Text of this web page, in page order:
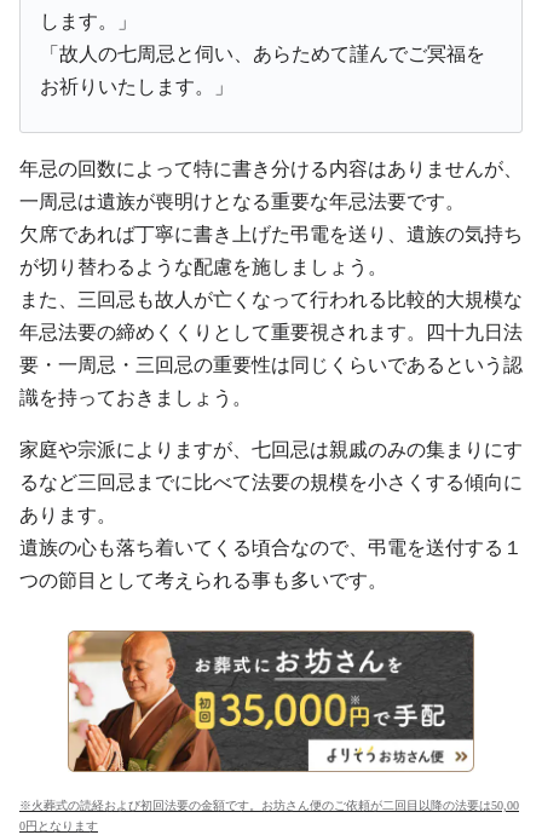
します。」
「故人の七周忌と伺い、あらためて謹んでご冥福を
お祈りいたします。」
年忌の回数によって特に書き分ける内容はありませんが、
一周忌は遺族が喪明けとなる重要な年忌法要です。
欠席であれば丁寧に書き上げた弔電を送り、遺族の気持ち
が切り替わるような配慮を施しましょう。
また、三回忌も故人が亡くなって行われる比較的大規模な
年忌法要の締めくくりとして重要視されます。四十九日法
要・一周忌・三回忌の重要性は同じくらいであるという認
識を持っておきましょう。
家庭や宗派によりますが、七回忌は親戚のみの集まりにす
るなど三回忌までに比べて法要の規模を小さくする傾向に
あります。
遺族の心も落ち着いてくる頃合なので、弔電を送付する１
つの節目として考えられる事も多いです。
※火葬式の読経および初回法要の金額です。お坊さん便のご依頼が二回目以降の法要は50,00
0円となります